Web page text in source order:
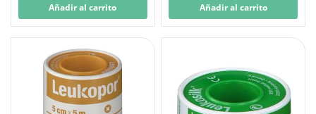
Añadir al carrito Añadir al carrito